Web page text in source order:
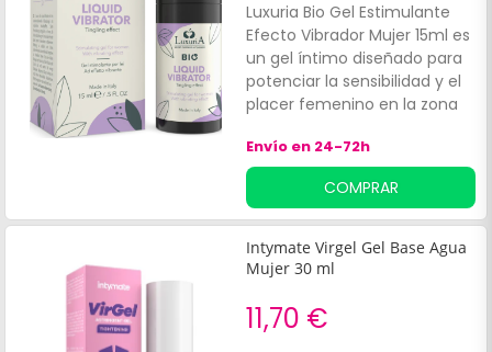
Luxuria Bio Gel Estimulante
Efecto Vibrador Mujer 15ml es
un gel íntimo diseñado para
potenciar la sensibilidad y el
placer femenino en la zona
innovadora, con efecto
vibrador, estimula
intensamente el clítoris,
ofreciendo sensaciones
únicas y una experiencia
sexual más intensa.
Envío en 24-72h
COMPRAR
Intymate Virgel Gel Base Agua
Mujer 30 ml
11,70 €